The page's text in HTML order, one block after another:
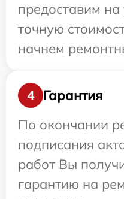
предоставим
точную
начнем
4
Гарантия
По окончании
подписания
работ Вы
гарантию на